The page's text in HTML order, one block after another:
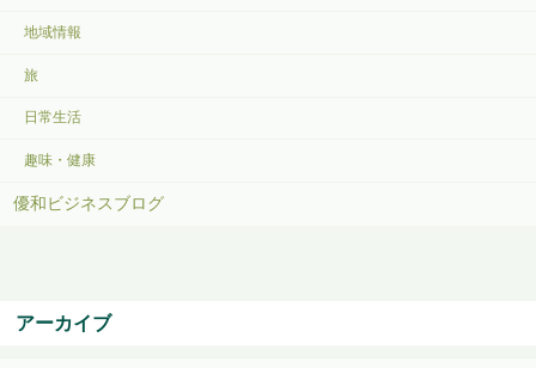
地域情報
旅
日常生活
趣味・健康
優和ビジネスブログ
アーカイブ